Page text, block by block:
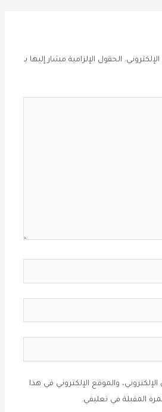
الحقول الإلزامية مشار إليها بـ
والموقع الإلكتروني في هذا
المقبلة في تعليقي.